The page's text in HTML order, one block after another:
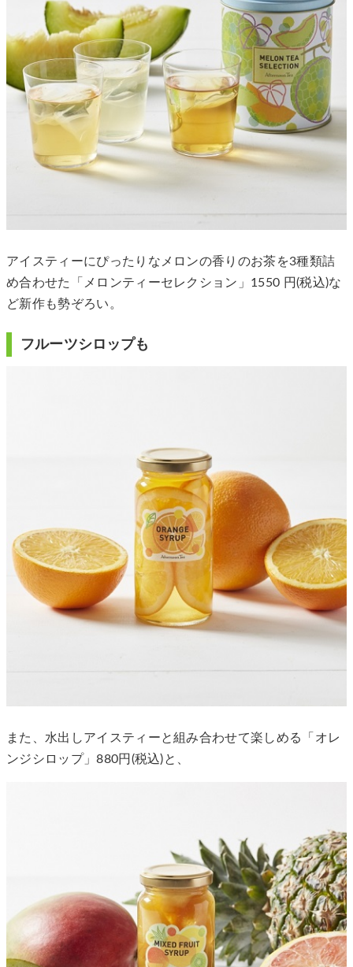
アイスティーにぴったりなメロンの香りのお茶を3種類詰
め合わせた「メロンティーセレクション」1550 円(税込)な
ど新作も勢ぞろい。
フルーツシロップも
また、水出しアイスティーと組み合わせて楽しめる「オレ
ンジシロップ」880円(税込)と、